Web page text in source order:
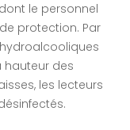
le personnel
protection. Par
hauteur des
les lecteurs